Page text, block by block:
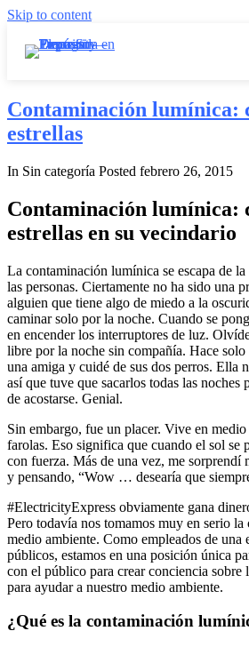
Skip to content
Inicio
Postpago
Quiénes Somos
Contacto
Contaminación lumínica:
estrellas
In Sin categoría Posted febrero 26, 2015
Contaminación lumínica:
estrellas en su vecindario
La contaminación lumínica se escapa de
las personas. Ciertamente no ha sido una
alguien que tiene algo de miedo a la
caminar solo por la noche. Cuando se
en encender los interruptores de luz.
libre por la noche sin compañía. Hace solo
una amiga y cuidé de sus dos perros. Ella
así que tuve que sacarlos todas las noches
de acostarse. Genial.
Sin embargo, fue un placer. Vive en
farolas. Eso significa que cuando el sol se
con fuerza. Más de una vez, me sorprendí
y pensando, “Wow … desearía que
#ElectricityExpress obviamente gana
Pero todavía nos tomamos muy en serio la
medio ambiente. Como empleados de una
públicos, estamos en una posición única
con el público para crear conciencia sobre
para ayudar a nuestro medio ambiente.
¿Qué es la contaminación